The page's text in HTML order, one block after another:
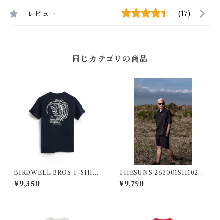
レビュー (17)
同じカテゴリの商品
BIRDWELL BROS T-SHIR
T NV
¥9,350
THESUNS 263001SH102S
U BLK
¥9,790